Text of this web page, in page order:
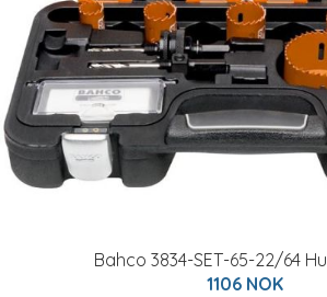
Bahco 3834-SET-65-22/64
1106 NOK